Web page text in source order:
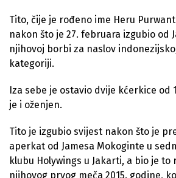
Tito, čije je rođeno ime Heru
nakon što je 27. februara izgubio od
njihovoj borbi za naslov
kategoriji.
Iza sebe je ostavio dvije kćerkice od
je i oženjen.
Tito je izgubio svijest nakon što je
aperkat od Jamesa Mokoginte u
klubu Holywings u Jakarti, a bio je to
njihovog prvog meča 2015. godine,